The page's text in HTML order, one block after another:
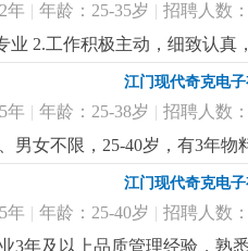
年 | 年龄：25-35岁 | 招聘人数
业 2.工作积极主动，细致认真
江门现代奇克电
年 | 年龄：25-38岁 | 招聘人数
男女不限，25-40岁，有3年
2、负责订单的物料需求整
强，工作细心；4、熟悉办
、薪酬5000-6500元/月，视
作餐、提供宿舍。4、环境优
江门现代奇克电
年 | 年龄：25-40岁 | 招聘人数
3年及以上品质管理经验，熟